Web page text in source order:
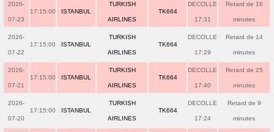
2026-
07-23
17:15:00 ISTANBUL
TURKISH
AIRLINES
TK664
DECOLLE
17:31
Retard de 16
minutes
2026-
07-22
17:15:00 ISTANBUL
TURKISH
AIRLINES
TK664
DECOLLE
17:29
Retard de 14
minutes
2026-
07-21
17:15:00 ISTANBUL
TURKISH
AIRLINES
TK664
DECOLLE
17:40
Retard de 25
minutes
2026-
07-20
17:15:00 ISTANBUL
TURKISH
AIRLINES
TK664
DECOLLE
17:24
Retard de 9
minutes